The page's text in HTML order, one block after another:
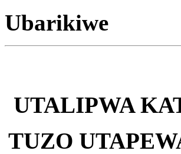
Ubarikiwe
UTALIPWA
TUZO